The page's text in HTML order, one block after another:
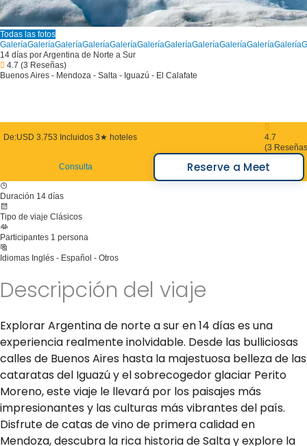
Todas las fotos
GaleríaGaleríaGaleríaGaleríaGaleríaGaleríaGaleríaGaleríaGaleríaGaleríaGalería
14 días por Argentina de Norte a Sur
4.7 (3 Reseñas)
Buenos Aires - Mendoza - Salta - Iguazú - El Calafate
De:USD 3.753 Incluidos 3★ hoteles
4.7
(3
Consulta
Reserve a Meet
Duración 14 días
Tipo de viaje Clásicos
Participantes 1 persona
Idiomas Inglés - Español - Otros
Descripción del viaje
Explorar Argentina de norte a sur en 14 días es una
experiencia realmente inolvidable. Desde las bulliciosas
calles de Buenos Aires hasta la majestuosa belleza de las
cataratas del Iguazú y el sobrecogedor glaciar Perito
Moreno, este viaje le llevará por los paisajes más
impresionantes y las culturas más vibrantes del país.
Disfrute de catas de vino de primera calidad en
Mendoza, descubra la rica historia de Salta y explore la